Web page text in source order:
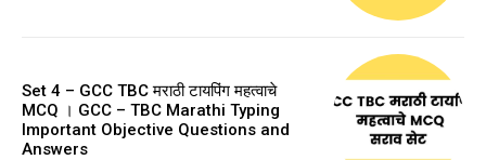
Set 4 – GCC TBC मराठी टायपिंग महत्वाचे
MCQ । GCC – TBC Marathi Typing
Important Objective Questions and
Answers